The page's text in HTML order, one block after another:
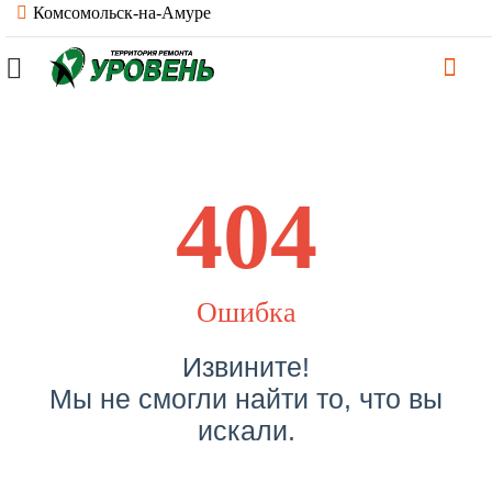
Комсомольск-на-Амуре
404
Ошибка
Извините!
Мы не смогли найти то, что вы
искали.